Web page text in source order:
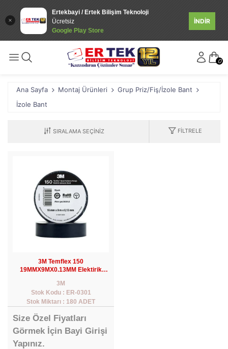
Ertekbayi / Ertek Bilişim Teknoloji
Ücretsiz
Google Play Store
İNDİR
0
Ana Sayfa Montaj Ürünleri
Grup Priz/Fiş/İzole Bant
İzole Bant
FILTRELE
3M Temflex 150
19MMX9MX0.13MM Elektirik
3M
Stok Kodu : ER-0301
Stok Miktarı : 180 ADET
Size Özel Fiyatları
Görmek İçin Bayi Girişi
Yapınız.